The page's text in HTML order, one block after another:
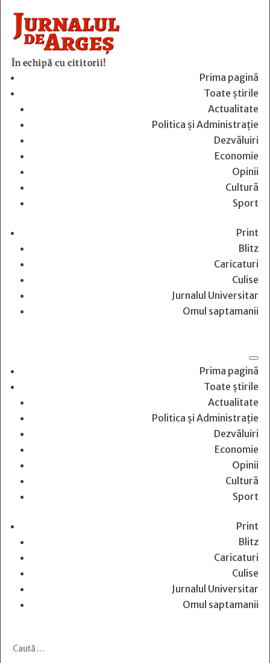
În echipă cu cititorii!
Prima pagină
Toate știrile
Actualitate
Politica și Administrație
Dezvăluiri
Economie
Opinii
Cultură
Sport
Print
Blitz
Caricaturi
Culise
Jurnalul Universitar
Omul saptamanii
Prima pagină
Toate știrile
Actualitate
Politica și Administrație
Dezvăluiri
Economie
Opinii
Cultură
Sport
Print
Blitz
Caricaturi
Culise
Jurnalul Universitar
Omul saptamanii